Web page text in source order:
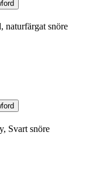
snöre
Svart snöre